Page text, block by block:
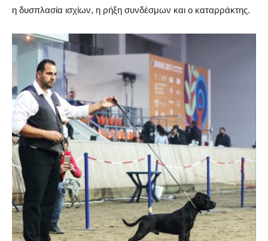
η δυσπλασία ισχίων, η ρήξη συνδέσμων και ο καταρράκτης.